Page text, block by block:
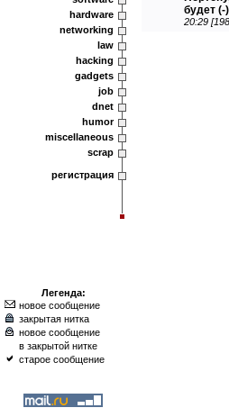
hardware
networking
law
hacking
gadgets
job
dnet
humor
miscellaneous
scrap
регистрация
Легенда:
новое сообщение
закрытая нитка
новое сообщение
в закрытой нитке
старое сообщение
будет (-)
20:29